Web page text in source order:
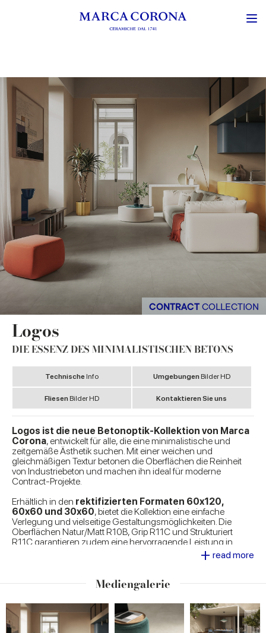
CONTRACT COLLECTION
Logos
DIE ESSENZ DES MINIMALISTISCHEN BETONS
Technische Info Umgebungen Bilder HD
Fliesen Bilder HD Kontaktieren Sie uns
Logos ist die neue Betonoptik-Kollektion von Marca
Corona, entwickelt für alle, die eine minimalistische und
zeitgemäße Ästhetik suchen. Mit einer weichen und
gleichmäßigen Textur betonen die Oberflächen die Reinheit
von Industriebeton und machen ihn ideal für moderne
Contract-Projekte.
Erhältlich in den rektifizierten Formaten 60x120,
60x60 und 30x60, bietet die Kollektion eine einfache
Verlegung und vielseitige Gestaltungsmöglichkeiten. Die
Oberflächen Natur/Matt R10B, Grip R11C und Strukturiert
R11C garantieren zudem eine hervorragende Leistung in
Bezug auf Widerstandsfähigkeit und Sicherheit. Eine ideale
gewerbliche Räume, Hotels und Büros.
+ read more
Mediengalerie